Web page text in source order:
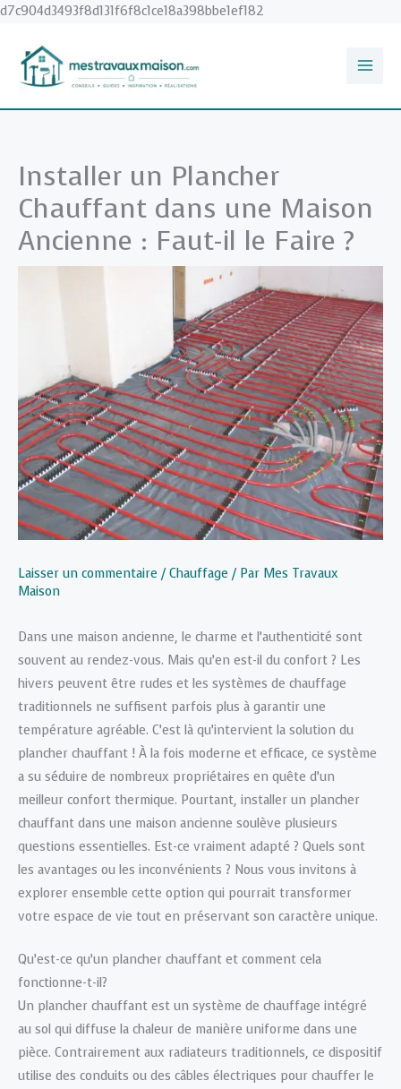
d7c904d3493f8d131f6f8c1ce18a398bbe1ef182
Installer un Plancher
Chauffant dans une Maison
Ancienne : Faut-il le Faire ?
Laisser un commentaire /Chauffage / Par Mes Travaux
Maison
Dans une maison ancienne, le charme et l’authenticité sont
souvent au rendez-vous. Mais qu’en est-il du confort ? Les
hivers peuvent être rudes et les systèmes de chauffage
traditionnels ne suffisent parfois plus à garantir une
température agréable. C’est là qu’intervient la solution du
plancher chauffant ! À la fois moderne et efficace, ce système
a su séduire de nombreux propriétaires en quête d’un
meilleur confort thermique. Pourtant, installer un plancher
chauffant dans une maison ancienne soulève plusieurs
questions essentielles. Est-ce vraiment adapté ? Quels sont
les avantages ou les inconvénients ? Nous vous invitons à
explorer ensemble cette option qui pourrait transformer
votre espace de vie tout en préservant son caractère unique.
Qu’est-ce qu’un plancher chauffant et comment cela
fonctionne-t-il?
Un plancher chauffant est un système de chauffage intégré
au sol qui diffuse la chaleur de manière uniforme dans une
pièce. Contrairement aux radiateurs traditionnels, ce dispositif
utilise des conduits ou des câbles électriques pour chauffer le